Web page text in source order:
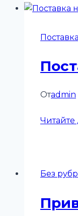
Отadmin
Читайте
Без